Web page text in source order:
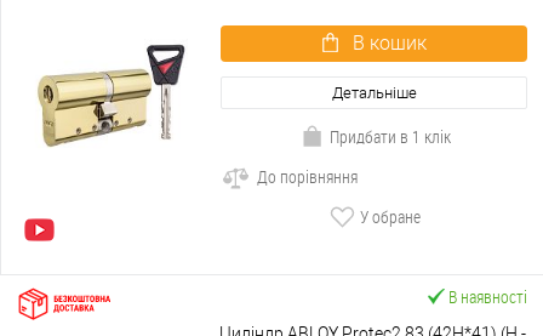
В кошик
Детальніше
Придбати в 1 клік
До порівняння
У обране
В наявності